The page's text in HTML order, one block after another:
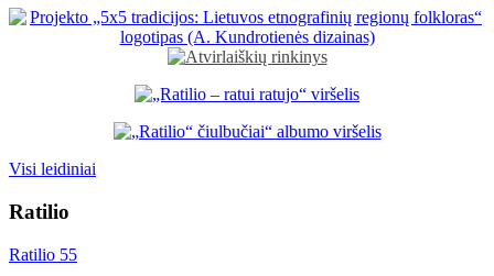
Visi leidiniai
Ratilio
Ratilio 55